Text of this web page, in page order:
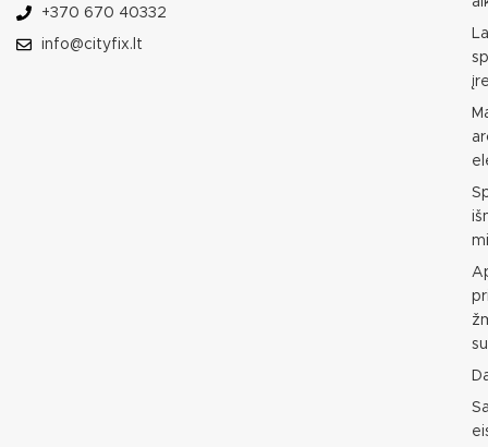
+370 670 40332
info@cityfix.lt